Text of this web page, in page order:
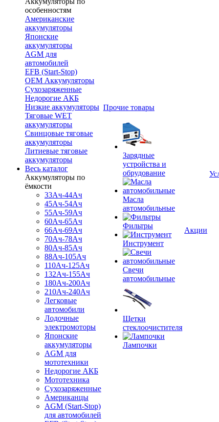
особенностям
Американские
аккумуляторы
Японские
аккумуляторы
AGM для
автомобилей
EFB (Start-Stop)
OEM Аккумуляторы
Сухозаряженные
Недорогие АКБ
Низкие аккумуляторы
Тяговые WET
аккумуляторы
Свинцовые тяговые
аккумуляторы
Литиевые тяговые
аккумуляторы
Весь каталог
Аккумуляторы по
ёмкости
33Ач-44Ач
45Ач-54Ач
55Ач-59Ач
60Ач-65Ач
66Ач-69Ач
70Ач-78Ач
80Ач-85Ач
88Ач-105Ач
110Ач-125Ач
132Ач-155Ач
180Ач-200Ач
210Ач-240Ач
Легковые
автомобили
Лодочные
электромоторы
Японские
аккумуляторы
AGM для
мототехники
Недорогие АКБ
Мототехника
Сухозаряженные
Американцы
AGM (Start-Stop)
для автомобилей
Прочие товары
Зарядные
устройства и
обрудование
Масла
автомобильные
Фильтры
Инструмент
Свечи
автомобильные
Щетки
стеклоочистителя
Лампочки
Акции